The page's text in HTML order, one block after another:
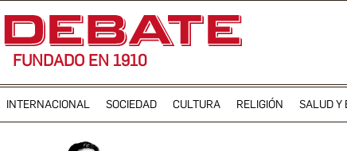
FUNDADO EN 1910
INTERNACIONAL SOCIEDAD CULTURA RELIGIÓN SALUD Y